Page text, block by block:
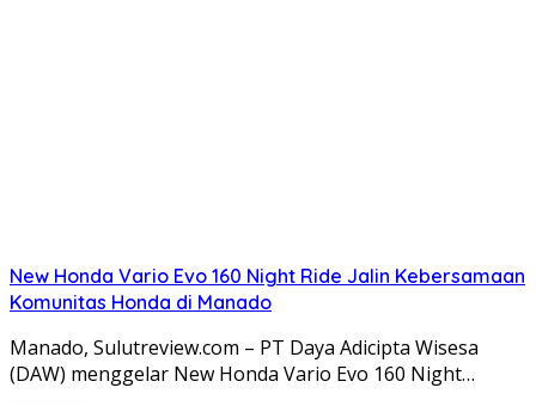
New Honda Vario Evo 160 Night Ride Jalin Kebersamaan
Komunitas Honda di Manado
Manado, Sulutreview.com – PT Daya Adicipta Wisesa
(DAW) menggelar New Honda Vario Evo 160 Night…